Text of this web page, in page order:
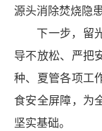
源头消除焚烧隐
下一步，留光
导不放松、严把
种、夏管各项工
食安全屏障，为
坚实基础。